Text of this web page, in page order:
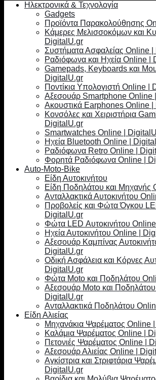
Ηλεκτρονικά & Τεχνολογία
Gadgets
Προϊόντα Παρακολούθησης
Κάμερες Μελισσοκόμων και
DigitalU.gr
Συστήματα Ασφαλείας Online
Ραδιόφωνα και Ηχεία Online |
Gamepads, Keyboards και
DigitalU.gr
Ποντίκια Υπολογιστή Online |
Αξεσουάρ Smartphone Online
Ακουστικά Earphones Online
Κονσόλες και Χειριστήρια
DigitalU.gr
Smartwatches Online |
Ηχεία Bluetooth Online |
Ραδιόφωνα Retro Online |
Φορητά Ραδιόφωνα Online |
Auto-Moto-Bike
Είδη Αυτοκινήτου
Είδη Ποδηλάτου και Μηχανής
Ανταλλακτικά Αυτοκινήτου
Προβολείς και Φώτα Όγκου
DigitalU.gr
Φώτα LED Αυτοκινήτου
Ηχεία Αυτοκινήτου Online |
Αξεσουάρ Καμπίνας
DigitalU.gr
Οδική Ασφάλεια και Κόρνες
DigitalU.gr
Φώτα Moto και Ποδηλάτου
Αξεσουάρ Moto και Ποδηλάτου
DigitalU.gr
Ανταλλακτικά Ποδηλάτου
Είδη Αλιείας
Μηχανάκια Ψαρέματος Online
Καλάμια Ψαρέματος Online |
Πετονιές Ψαρέματος Online |
Αξεσουάρ Αλιείας Online |
Αγκίστρια και Στριφτάρια
DigitalU.gr